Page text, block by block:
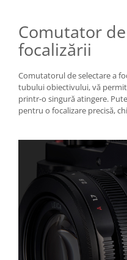
Comutator
focalizării
Comutatorul de selectare a
tubului obiectivului, vă
printr-o singură atingere.
pentru o focalizare precisă,